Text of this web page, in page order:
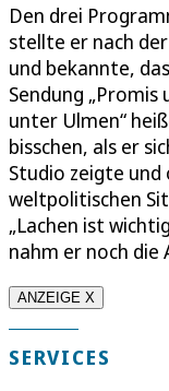
Den drei
stellte er nach
und bekannte,
Sendung
unter Ulmen“
bisschen, als er
Studio zeigte und
weltpolitischen
„Lachen ist
nahm er noch die
ANZEIGE X
SERVICES